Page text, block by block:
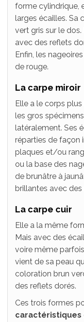
forme cylindrique,
larges écailles. Sa
vert gris sur le
avec des reflets
Enfin, les
de rouge.
La carpe miroir
Elle a le corps
les gros
latéralement. Ses
réparties de façon
plaques et/ou
ou la base des
de brunâtre à
brillantes avec des
La carpe cuir
Elle a la même
Mais avec des
voire même
vient de sa peau
coloration brun
des reflets dorés.
Ces trois formes
caractéristiques